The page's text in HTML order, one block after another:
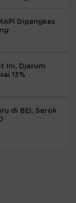
Dipangkas
Ini, Djarum
13%
di BEI, Serok